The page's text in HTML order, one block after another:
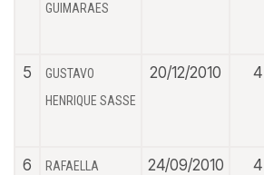
GUIMARAES
5
GUSTAVO
HENRIQUE SASSE
20/12/2010 4
6
RAFAELLA
24/09/2010 4